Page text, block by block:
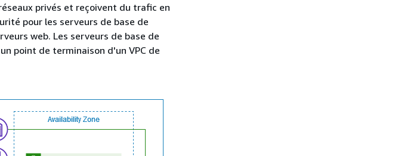
privés et reçoivent du trafic en
pour les serveurs de base de
web. Les serveurs de base de
point de terminaison d'un VPC de